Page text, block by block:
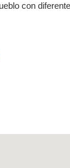
con